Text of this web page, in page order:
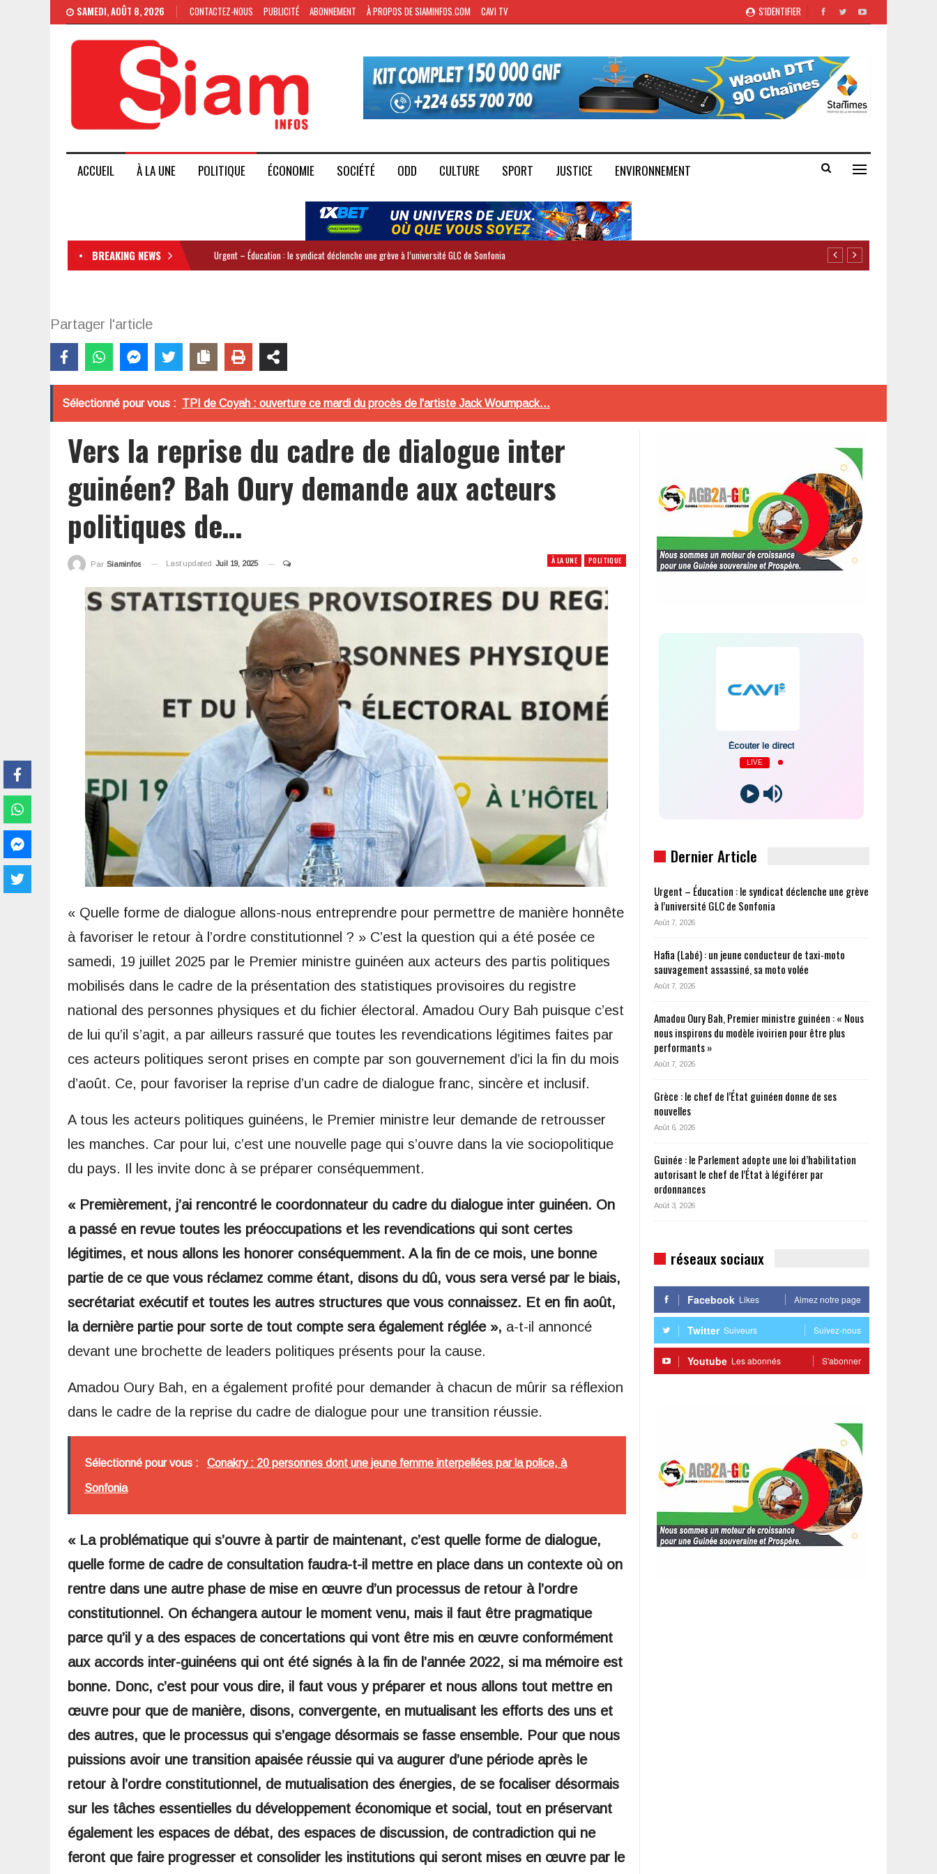
S'IDENTIFIER
SAMEDI, AOÛT 8, 2026 CONTACTEZ-NOUS PUBLICITÉ ABONNEMENT À PROPOS DE SIAMINFOS.COM CAVI TV
ACCUEIL À LA UNE POLITIQUE ÉCONOMIE SOCIÉTÉ ODD CULTURE SPORT JUSTICE ENVIRONNEMENT
BREAKING NEWS Urgent – Éducation : le syndicat déclenche une grève à l’université GLC de Sonfonia
Partager l'article
Sélectionné pour vous : TPI de Coyah : ouverture ce mardi du procès de l'artiste Jack Woumpack...
Vers la reprise du cadre de dialogue inter
guinéen? Bah Oury demande aux acteurs
politiques de…
À LA UNE POLITIQUE
Par Siaminfos Last updated Juil 19, 2025
« Quelle forme de dialogue allons-nous entreprendre pour permettre de manière honnête
à favoriser le retour à l’ordre constitutionnel ? » C’est la question qui a été posée ce
samedi, 19 juillet 2025 par le Premier ministre guinéen aux acteurs des partis politiques
mobilisés dans le cadre de la présentation des statistiques provisoires du registre
national des personnes physiques et du fichier électoral. Amadou Oury Bah puisque c’est
de lui qu’il s’agit, a par ailleurs rassuré que toutes les revendications légitimes faites par
ces acteurs politiques seront prises en compte par son gouvernement d’ici la fin du mois
d’août. Ce, pour favoriser la reprise d’un cadre de dialogue franc, sincère et inclusif.
A tous les acteurs politiques guinéens, le Premier ministre leur demande de retrousser
les manches. Car pour lui, c’est une nouvelle page qui s’ouvre dans la vie sociopolitique
du pays. Il les invite donc à se préparer conséquemment.
« Premièrement, j’ai rencontré le coordonnateur du cadre du dialogue inter guinéen. On
a passé en revue toutes les préoccupations et les revendications qui sont certes
légitimes, et nous allons les honorer conséquemment. A la fin de ce mois, une bonne
partie de ce que vous réclamez comme étant, disons du dû, vous sera versé par le biais,
secrétariat exécutif et toutes les autres structures que vous connaissez. Et en fin août,
la dernière partie pour sorte de tout compte sera également réglée », a-t-il annoncé
devant une brochette de leaders politiques présents pour la cause.
Amadou Oury Bah, en a également profité pour demander à chacun de mûrir sa réflexion
dans le cadre de la reprise du cadre de dialogue pour une transition réussie.
Sélectionné pour vous : Conakry : 20 personnes dont une jeune femme interpellées par la police, à
Sonfonia
« La problématique qui s’ouvre à partir de maintenant, c’est quelle forme de dialogue,
quelle forme de cadre de consultation faudra-t-il mettre en place dans un contexte où on
rentre dans une autre phase de mise en œuvre d’un processus de retour à l’ordre
constitutionnel. On échangera autour le moment venu, mais il faut être pragmatique
parce qu’il y a des espaces de concertations qui vont être mis en œuvre conformément
aux accords inter-guinéens qui ont été signés à la fin de l’année 2022, si ma mémoire est
bonne. Donc, c’est pour vous dire, il faut vous y préparer et nous allons tout mettre en
œuvre pour que de manière, disons, convergente, en mutualisant les efforts des uns et
des autres, que le processus qui s’engage désormais se fasse ensemble. Pour que nous
puissions avoir une transition apaisée réussie qui va augurer d’une période après le
retour à l’ordre constitutionnel, de mutualisation des énergies, de se focaliser désormais
sur les tâches essentielles du développement économique et social, tout en préservant
également les espaces de débat, des espaces de discussion, de contradiction qui ne
feront que faire progresser et consolider les institutions qui seront mises en œuvre par le
Écouter le direct
LIVE
Dernier Article
Urgent – Éducation : le syndicat déclenche une grève
à l’université GLC de Sonfonia
Août 7, 2026
Hafia (Labé) : un jeune conducteur de taxi-moto
sauvagement assassiné, sa moto volée
Août 7, 2026
Amadou Oury Bah, Premier ministre guinéen : « Nous
nous inspirons du modèle ivoirien pour être plus
performants »
Août 7, 2026
Grèce : le chef de l’État guinéen donne de ses
nouvelles
Août 6, 2026
Guinée : le Parlement adopte une loi d’habilitation
autorisant le chef de l’État à légiférer par
ordonnances
Août 3, 2026
réseaux sociaux
Facebook Likes Aimez notre page
Twitter Suiveurs Suivez-nous
Youtube Les abonnés S'abonner